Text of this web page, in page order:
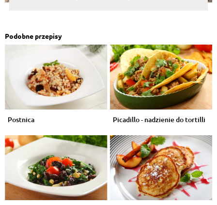
Podobne przepisy
Postnica Picadillo - nadzienie do tortilli